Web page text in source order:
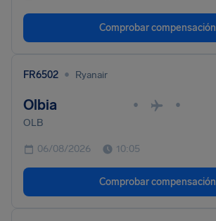
Comprobar compensación
FR6502 • Ryanair
Olbia • •
OLB
06/08/2026 10:05
Comprobar compensación